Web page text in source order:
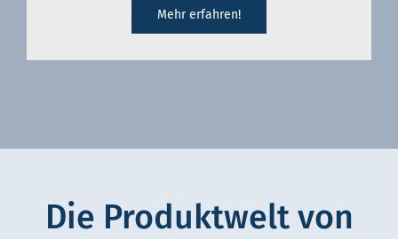
Mehr erfahren!
Die Produktwelt von